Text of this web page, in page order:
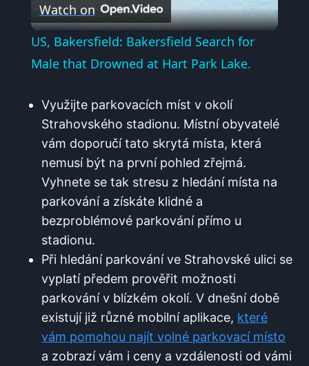
Video
Watch on
US, Bakersfield: Bakersfield Search for
Male that Drowned at Hart Park Lake.
Využijte ⁢parkovacích míst v okolí
⁢Strahovského stadionu.​ Místní obyvatelé
vám doporučí tato skrytá místa, která
nemusí být na první pohled zřejmá.
Vyhnete se tak stresu ⁢z hledání místa na
parkování a získáte klidné a ​
bezproblémové parkování přímo‌ u
stadionu.
Při hledání parkování ve Strahovské ulici se
vyplatí ‍předem prověřit možnosti
parkování v blízkém okolí. ⁢V dnešní době
existují již různé mobilní aplikace,⁣ které
vám pomohou najít volné parkovací místo
⁢a zobrazí vám i⁣ ceny a‍ vzdálenosti od vámi